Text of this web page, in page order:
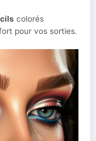
cils colorés
pour vos sorties.